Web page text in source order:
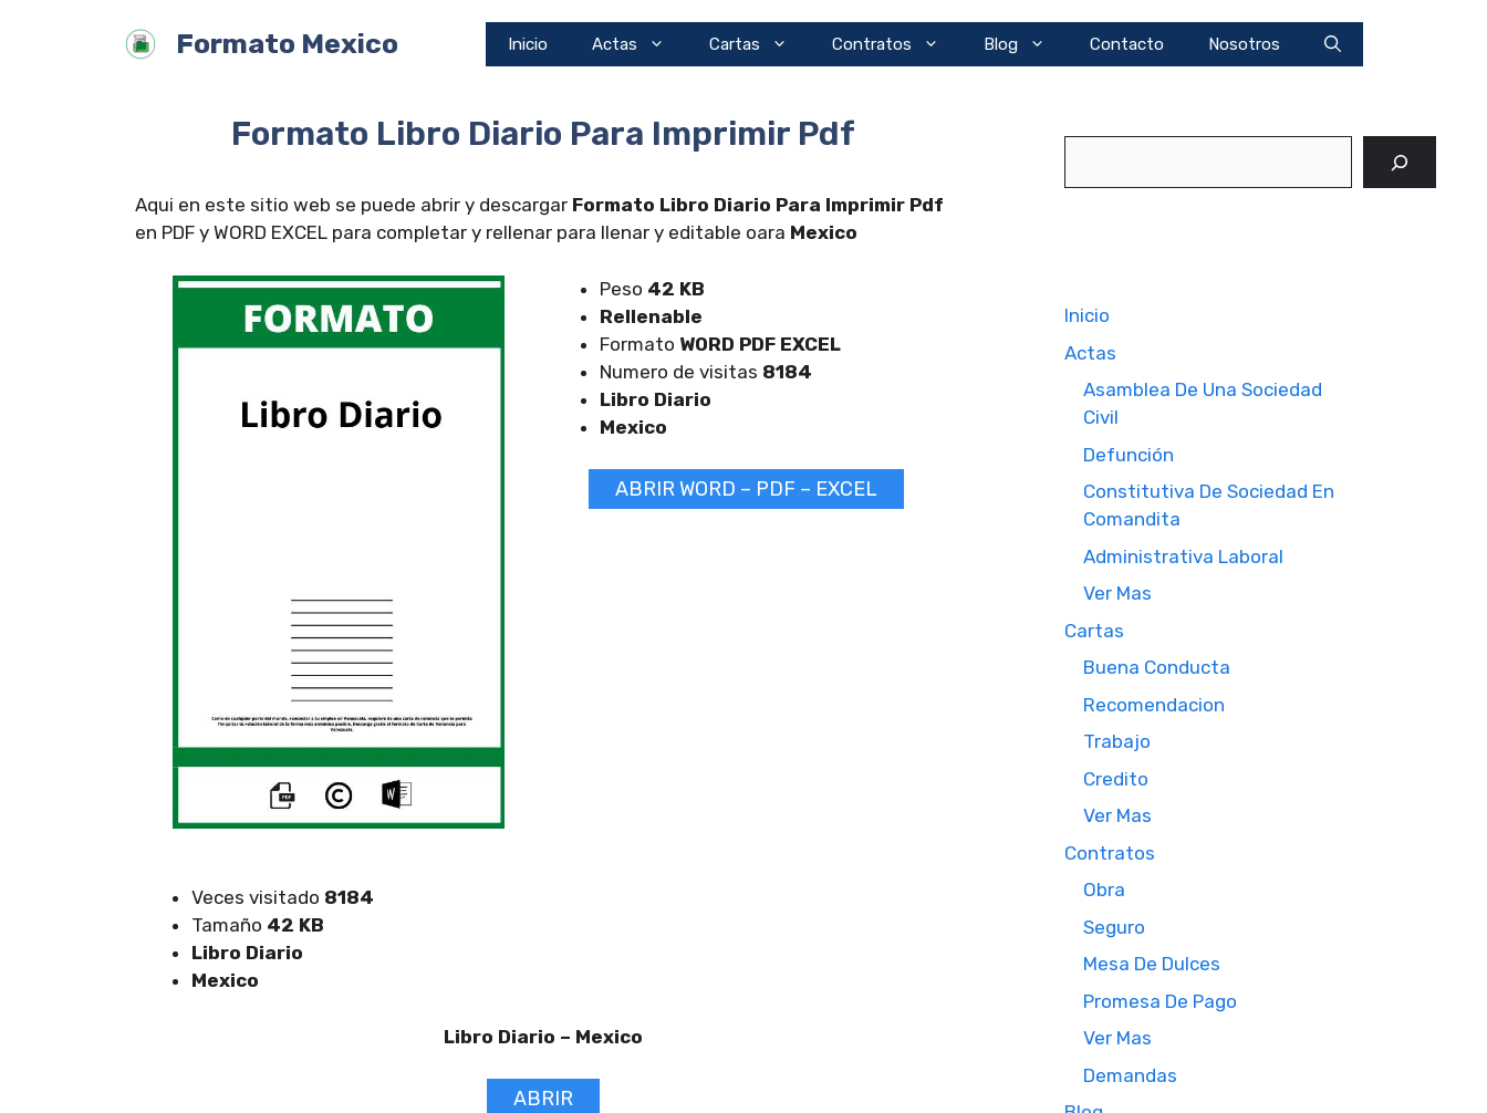
Formato Mexico Inicio Actas Cartas Contratos Blog Contacto Nosotros
Formato Libro Diario Para Imprimir Pdf
Aqui en este sitio web se puede abrir y descargar Formato Libro Diario Para Imprimir Pdf
en PDF y WORD EXCEL para completar y rellenar para llenar y editable oara Mexico
Peso 42 KB
Rellenable
Formato WORD PDF EXCEL
Numero de visitas 8184
Libro Diario
Mexico
ABRIR WORD – PDF – EXCEL
Veces visitado 8184
Tamaño 42 KB
Libro Diario
Mexico
Libro Diario – Mexico
ABRIR
Inicio
Actas
Asamblea De Una Sociedad
Civil
Defunción
Constitutiva De Sociedad En
Comandita
Administrativa Laboral
Ver Mas
Cartas
Buena Conducta
Recomendacion
Trabajo
Credito
Ver Mas
Contratos
Obra
Seguro
Mesa De Dulces
Promesa De Pago
Ver Mas
Demandas